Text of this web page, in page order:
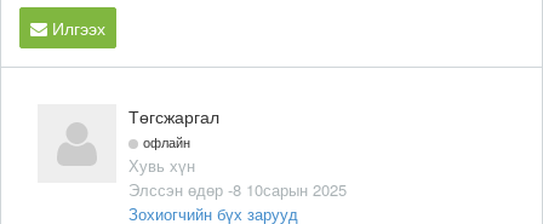
Илгээх
Төгсжаргал
офлайн
Хувь хүн
Элссэн өдөр -8 10сарын 2025
Зохиогчийн бүх зарууд